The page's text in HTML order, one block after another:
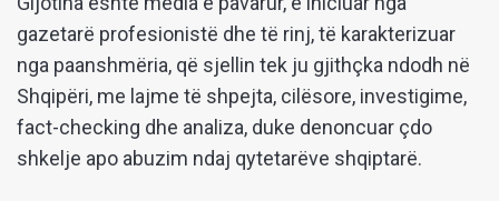
gazetarë profesionistë dhe të rinj, të karakterizuar
nga paanshmëria, që sjellin tek ju gjithçka ndodh në
Shqipëri, me lajme të shpejta, cilësore, investigime,
fact-checking dhe analiza, duke denoncuar çdo
shkelje apo abuzim ndaj qytetarëve shqiptarë.